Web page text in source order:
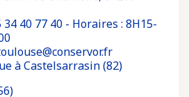
40 77 40 - Horaires : 8H15-
à Castelsarrasin (82)